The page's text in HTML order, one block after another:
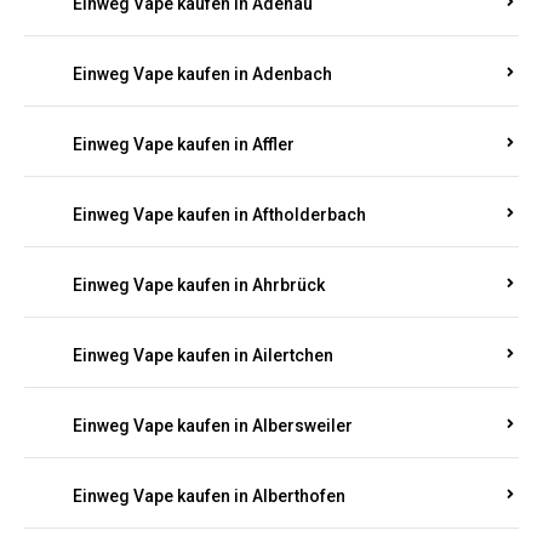
Einweg Vape kaufen in Adenbach
Einweg Vape kaufen in Affler
Einweg Vape kaufen in Aftholderbach
Einweg Vape kaufen in Ahrbrück
Einweg Vape kaufen in Ailertchen
Einweg Vape kaufen in Albersweiler
Einweg Vape kaufen in Alberthofen